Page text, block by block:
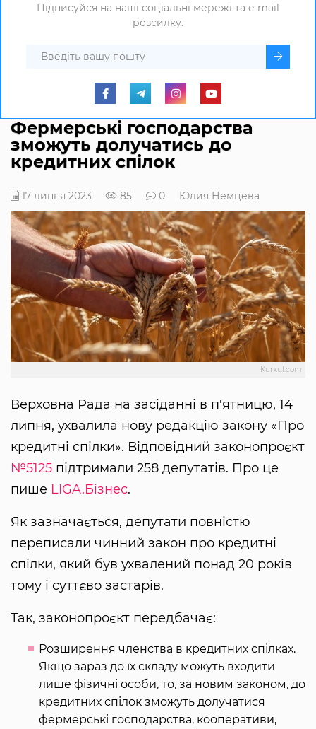
Підписуйся на наші соціальні мережі та e-mail
розсилку.
Фермерські господарства
зможуть долучатись до
кредитних спілок
17 липня 2023 85 0 Юлия Немцева
Kurkul.com
Верховна Рада на засіданні в п'ятницю, 14
липня, ухвалила нову редакцію закону «Про
кредитні спілки». Відповідний законопроєкт
№5125 підтримали 258 депутатів. Про це
пише LIGA.Бізнес.
Як зазначається, депутати повністю
переписали чинний закон про кредитні
спілки, який був ухвалений понад 20 років
тому і суттєво застарів.
Так, законопроєкт передбачає:
Розширення членства в кредитних спілках.
Якщо зараз до їх складу можуть входити
лише фізичні особи, то, за новим законом, до
кредитних спілок зможуть долучатися
фермерські господарства, кооперативи,